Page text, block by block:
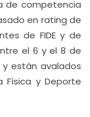
de competencia
en rating de
de FIDE y de
el 6 y el 8 de
y están avalados
Física y Deporte